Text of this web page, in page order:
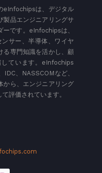
eInfochipsは、デジタル
製品エンジニアリングサ
ーです。eInfochipsは、
サー、半導体、ワイヤ
る専門知識を活かし、顧
ています。eInfochips
、NASSCOMなど、
から、エンジニアリング
評価されています。